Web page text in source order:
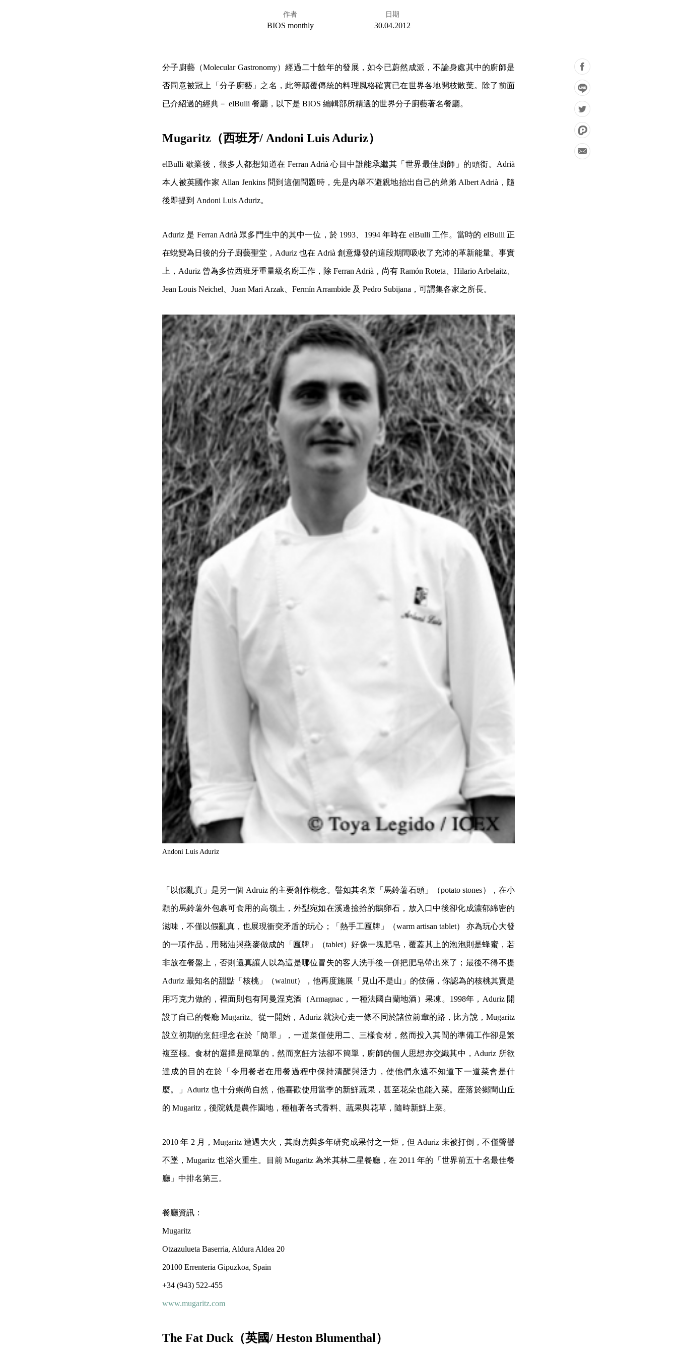
作者
BIOS monthly
日期
30.04.2012
分子廚藝（Molecular Gastronomy）經過二十餘年的發展，如今已蔚然成派，不論身處其中的廚師是
否同意被冠上「分子廚藝」之名，此等顛覆傳統的料理風格確實已在世界各地開枝散葉。除了前面
已介紹過的經典－ elBulli 餐廳，以下是 BIOS 編輯部所精選的世界分子廚藝著名餐廳。
Mugaritz（西班牙/ Andoni Luis Aduriz）
elBulli 歇業後，很多人都想知道在 Ferran Adrià 心目中誰能承繼其「世界最佳廚師」的頭銜。Adrià
本人被英國作家 Allan Jenkins 問到這個問題時，先是內舉不避親地抬出自己的弟弟 Albert Adrià，隨
後即提到 Andoni Luis Aduriz。
Aduriz 是 Ferran Adrià 眾多門生中的其中一位，於 1993、1994 年時在 elBulli 工作。當時的 elBulli 正
在蛻變為日後的分子廚藝聖堂，Aduriz 也在 Adrià 創意爆發的這段期間吸收了充沛的革新能量。事實
上，Aduriz 曾為多位西班牙重量級名廚工作，除 Ferran Adrià，尚有 Ramón Roteta、Hilario Arbelaitz、
Jean Louis Neichel、Juan Mari Arzak、Fermín Arrambide 及 Pedro Subijana，可謂集各家之所長。
Andoni Luis Aduriz
「以假亂真」是另一個 Adruiz 的主要創作概念。譬如其名菜「馬鈴薯石頭」（potato stones），在小
顆的馬鈴薯外包裹可食用的高嶺土，外型宛如在溪邊撿拾的鵝卵石，放入口中後卻化成濃郁綿密的
滋味，不僅以假亂真，也展現衝突矛盾的玩心；「熱手工匾牌」（warm artisan tablet） 亦為玩心大發
的一項作品，用豬油與燕麥做成的「匾牌」（tablet）好像一塊肥皂，覆蓋其上的泡泡則是蜂蜜，若
非放在餐盤上，否則還真讓人以為這是哪位冒失的客人洗手後一併把肥皂帶出來了；最後不得不提
Aduriz 最知名的甜點「核桃」（walnut），他再度施展「見山不是山」的伎倆，你認為的核桃其實是
用巧克力做的，裡面則包有阿曼涅克酒（Armagnac，一種法國白蘭地酒）果凍。1998年，Aduriz 開
設了自己的餐廳 Mugaritz。從一開始，Aduriz 就決心走一條不同於諸位前輩的路，比方說，Mugaritz
設立初期的烹飪理念在於「簡單」，一道菜僅使用二、三樣食材，然而投入其間的準備工作卻是繁
複至極。食材的選擇是簡單的，然而烹飪方法卻不簡單，廚師的個人思想亦交織其中，Aduriz 所欲
達成的目的在於「令用餐者在用餐過程中保持清醒與活力，使他們永遠不知道下一道菜會是什
麼。」Aduriz 也十分崇尚自然，他喜歡使用當季的新鮮蔬果，甚至花朵也能入菜。座落於鄉間山丘
的 Mugaritz，後院就是農作園地，種植著各式香料、蔬果與花草，隨時新鮮上菜。
2010 年 2 月，Mugaritz 遭遇大火，其廚房與多年研究成果付之一炬，但 Aduriz 未被打倒，不僅聲譽
不墜，Mugaritz 也浴火重生。目前 Mugaritz 為米其林二星餐廳，在 2011 年的「世界前五十名最佳餐
廳」中排名第三。
餐廳資訊：
Mugaritz
Otzazulueta Baserria, Aldura Aldea 20
20100 Errenteria Gipuzkoa, Spain
+34 (943) 522-455
www.mugaritz.com
The Fat Duck（英國/ Heston Blumenthal）